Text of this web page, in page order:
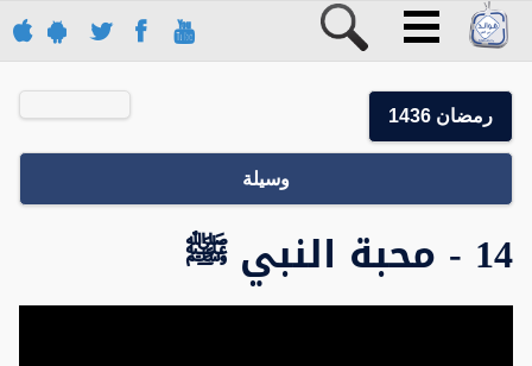
رمضان 1436
وسيلة
14 - محبة النبي ﷺ